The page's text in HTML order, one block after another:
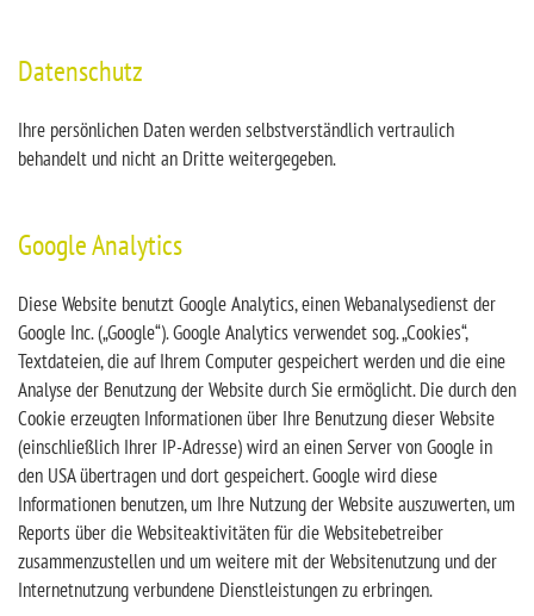
Datenschutz
Ihre persönlichen Daten werden selbstverständlich vertraulich
behandelt und nicht an Dritte weitergegeben.
Google Analytics
Diese Website benutzt Google Analytics, einen Webanalysedienst der
Google Inc. („Google“). Google Analytics verwendet sog. „Cookies“,
Textdateien, die auf Ihrem Computer gespeichert werden und die eine
Analyse der Benutzung der Website durch Sie ermöglicht. Die durch den
Cookie erzeugten Informationen über Ihre Benutzung dieser Website
(einschließlich Ihrer IP-Adresse) wird an einen Server von Google in
den USA übertragen und dort gespeichert. Google wird diese
Informationen benutzen, um Ihre Nutzung der Website auszuwerten, um
Reports über die Websiteaktivitäten für die Websitebetreiber
zusammenzustellen und um weitere mit der Websitenutzung und der
Internetnutzung verbundene Dienstleistungen zu erbringen.